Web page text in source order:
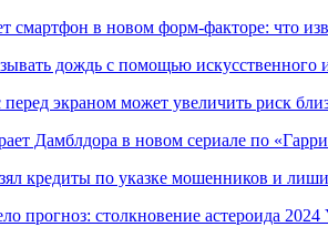
смартфон в новом форм-факторе: что
дождь с помощью искусственного
экраном может увеличить риск
Дамблдора в новом сериале по
кредиты по указке мошенников и
прогноз: столкновение астероида